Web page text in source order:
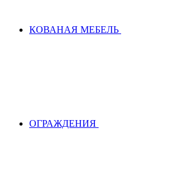
КОВАНАЯ МЕБЕЛЬ
ОГРАЖДЕНИЯ